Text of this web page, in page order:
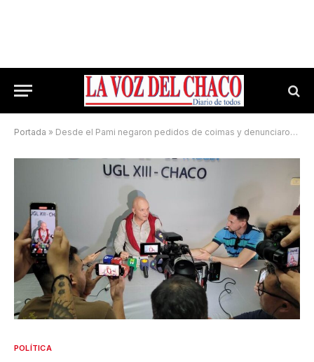
Portada » Desde el Pami negaron pedidos de coimas y denunciaron «doble cobro millonario»
POLÍTICA